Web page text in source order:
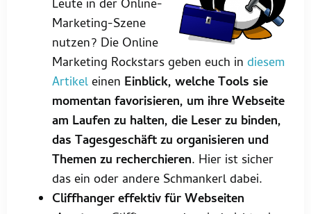
Leute in der Online-
Marketing-Szene
nutzen? Die Online
Marketing Rockstars geben euch in diesem
Artikeleinen Einblick, welche Tools sie
momentan favorisieren, um ihre Webseite
am Laufen zu halten, die Leser zu binden,
das Tagesgeschäft zu organisieren und
Themen zu recherchieren. Hier ist sicher
das ein oder andere Schmankerl dabei.
Cliffhanger effektiv für Webseiten